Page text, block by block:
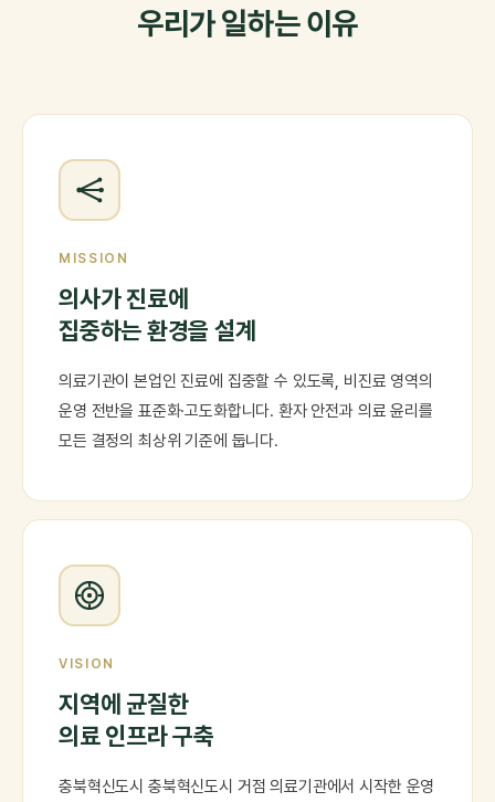
우리가 일하는 이유
MISSION
의사가 진료에
집중하는 환경을 설계
의료기관이 본업인 진료에 집중할 수 있도록, 비진료 영역의
운영 전반을 표준화·고도화합니다. 환자 안전과 의료 윤리를
모든 결정의 최상위 기준에 둡니다.
VISION
지역에 균질한
의료 인프라 구축
충북혁신도시 충북혁신도시 거점 의료기관에서 시작한 운영